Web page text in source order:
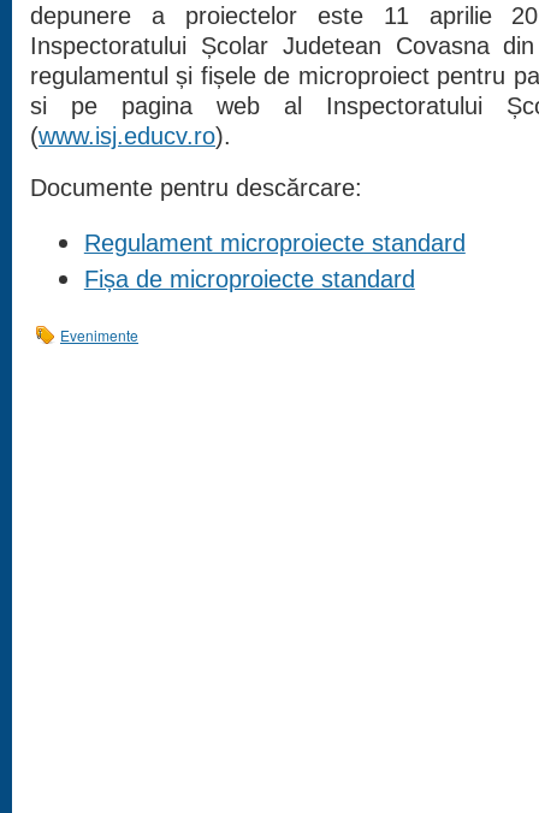
depunere a proiectelor este 11 aprilie
Inspectoratului Școlar Judetean Covasna
regulamentul și fișele de microproiect pentru
si pe pagina web al Inspectoratului
(www.isj.educv.ro).
Documente pentru descărcare:
Regulament microproiecte standard
Fișa de microproiecte standard
Evenimente